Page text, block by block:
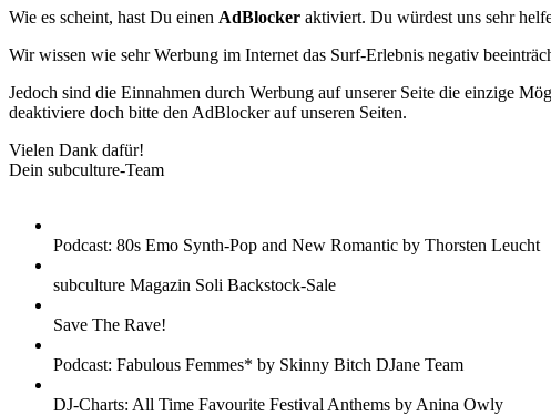
Wie es scheint, hast Du einen AdBlocker aktiviert. Du würdest uns sehr
Wir wissen wie sehr Werbung im Internet das Surf-Erlebnis negativ
Jedoch sind die Einnahmen durch Werbung auf unserer Seite die einzige
deaktiviere doch bitte den AdBlocker auf unseren Seiten.
Vielen Dank dafür!
Dein subculture-Team
Podcast: 80s Emo Synth-Pop and New Romantic by Thorsten Leucht
subculture Magazin Soli Backstock-Sale
Save The Rave!
Podcast: Fabulous Femmes* by Skinny Bitch DJane Team
DJ-Charts: All Time Favourite Festival Anthems by Anina Owly